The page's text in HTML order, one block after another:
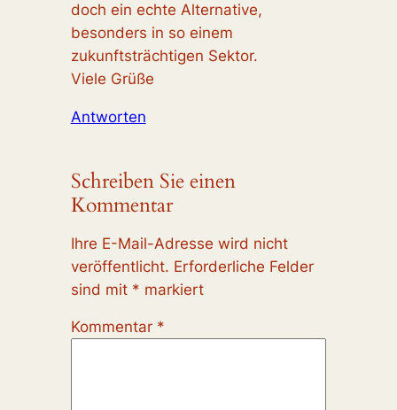
doch ein echte Alternative,
besonders in so einem
zukunftsträchtigen Sektor.
Viele Grüße
Antworten
Schreiben Sie einen
Kommentar
Ihre E-Mail-Adresse wird nicht
veröffentlicht. Erforderliche Felder
sind mit * markiert
Kommentar *